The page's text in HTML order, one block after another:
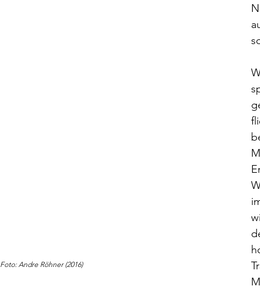
Foto: Andre Röhner (2016)